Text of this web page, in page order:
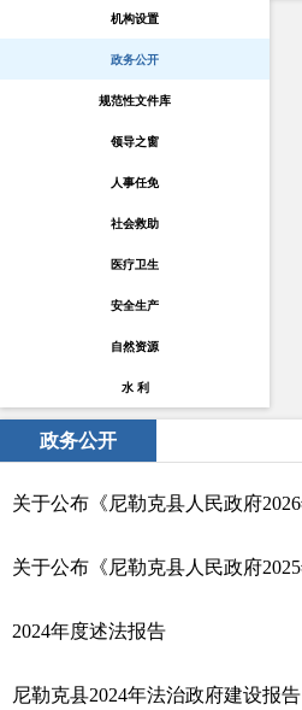
机构设置
政务公开
规范性文件库
领导之窗
人事任免
社会救助
医疗卫生
安全生产
自然资源
水 利
政务公开
2024年度述法报告
尼勒克县2024年法治政府建设报告